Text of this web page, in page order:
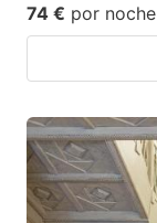
74 € por noche